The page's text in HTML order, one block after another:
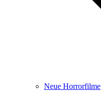
Neue Horrorfilme